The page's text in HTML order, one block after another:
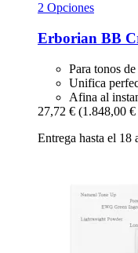
2 Opciones
Erborian BB
Para tonos
Unifica
Afina al
27,72 € (1.848,00
Entrega hasta el 18